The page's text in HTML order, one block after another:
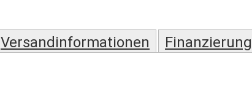
Versandinformationen Finanzierung